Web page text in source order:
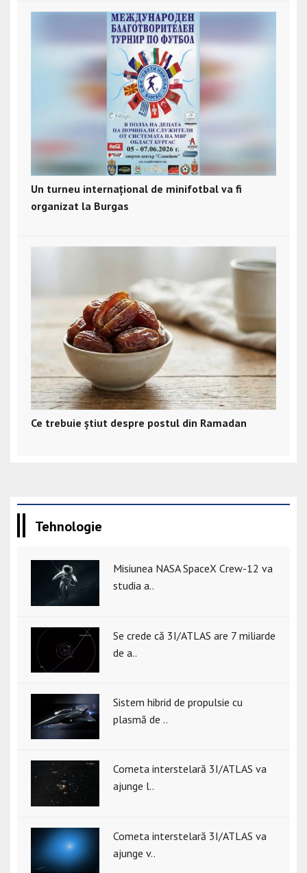
Un turneu internațional de minifotbal va fi
organizat la Burgas
Ce trebuie știut despre postul din Ramadan
Tehnologie
Misiunea NASA SpaceX Crew-12 va
studia a..
Se crede că 3I/ATLAS are 7 miliarde
de a..
Sistem hibrid de propulsie cu
plasmă de ..
Cometa interstelară 3I/ATLAS va
ajunge l..
Cometa interstelară 3I/ATLAS va
ajunge v..